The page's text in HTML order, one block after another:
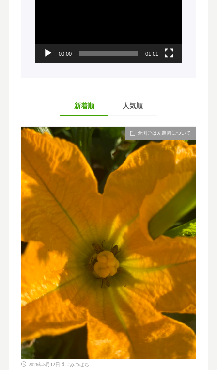
00:00 01:01
新着順 人気順
倉渕ごはん農園について
2026年5月12日 #みつばち